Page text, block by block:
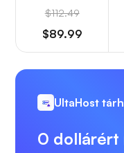
$112.49
$89.99
UltaHost
0 dollárért